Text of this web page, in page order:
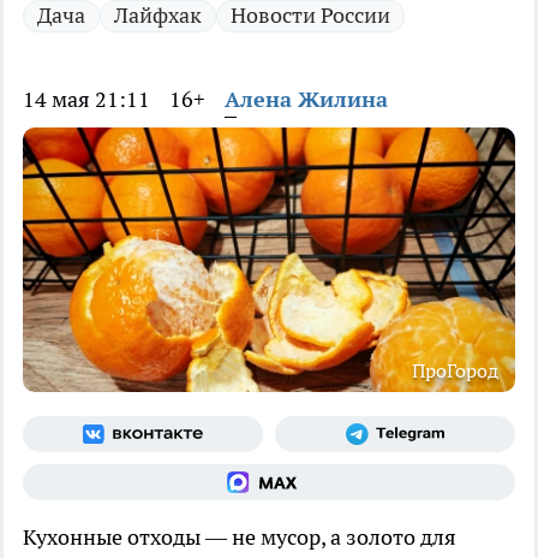
Дача Лайфхак Новости России
14 мая 21:11 16+ Алена Жилина
ПроГород
Кухонные отходы — не мусор, а золото для